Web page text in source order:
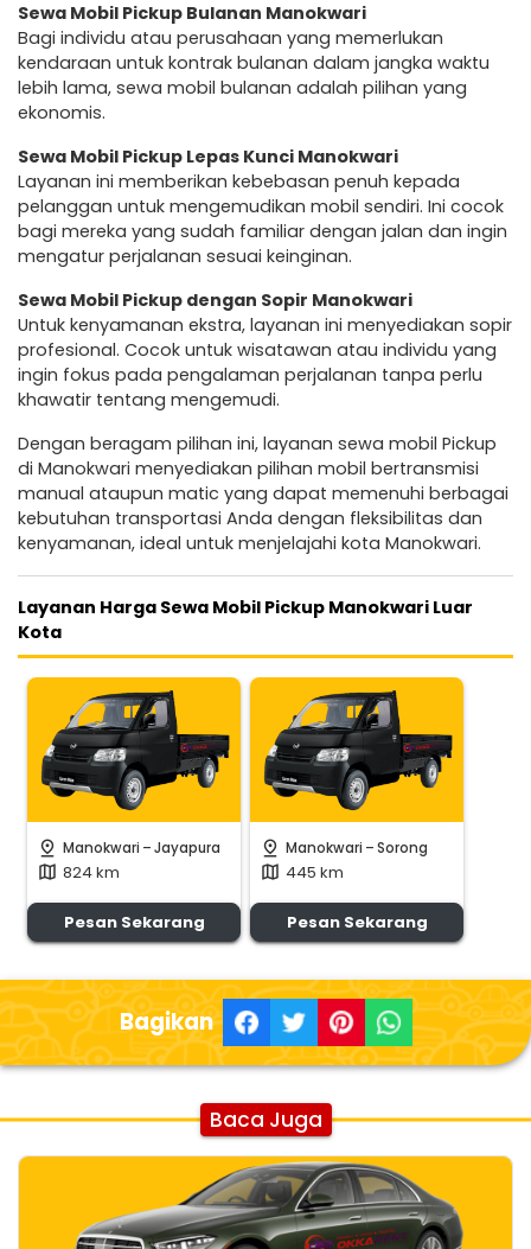
Sewa Mobil Pickup Bulanan Manokwari
Bagi individu atau perusahaan yang memerlukan
kendaraan untuk kontrak bulanan dalam jangka waktu
lebih lama, sewa mobil bulanan adalah pilihan yang
ekonomis.
Sewa Mobil Pickup Lepas Kunci Manokwari
Layanan ini memberikan kebebasan penuh kepada
pelanggan untuk mengemudikan mobil sendiri. Ini cocok
bagi mereka yang sudah familiar dengan jalan dan ingin
mengatur perjalanan sesuai keinginan.
Sewa Mobil Pickup dengan Sopir Manokwari
Untuk kenyamanan ekstra, layanan ini menyediakan sopir
profesional. Cocok untuk wisatawan atau individu yang
ingin fokus pada pengalaman perjalanan tanpa perlu
khawatir tentang mengemudi.
Dengan beragam pilihan ini, layanan sewa mobil Pickup
di Manokwari menyediakan pilihan mobil bertransmisi
manual ataupun matic yang dapat memenuhi berbagai
kebutuhan transportasi Anda dengan fleksibilitas dan
kenyamanan, ideal untuk menjelajahi kota Manokwari.
Layanan Harga Sewa Mobil Pickup Manokwari Luar
Kota
pin_drop Manokwari -Jayapura
map 824 km
Pesan Sekarang
pin_drop Manokwari -Sorong
map 445 km
Pesan Sekarang
Bagikan
Baca Juga